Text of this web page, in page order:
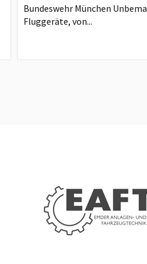
Bundeswehr München
Fluggeräte, von...